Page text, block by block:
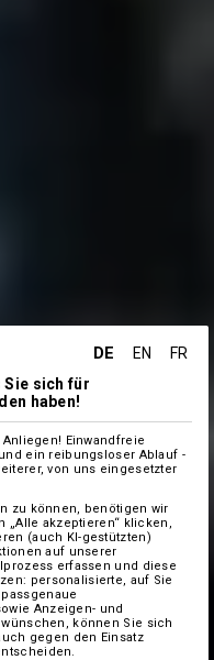
DE EN
FR
Sie sich für
haben!
Einwandfreie
ein reibungsloser Ablauf -
von uns eingesetzter
zu können, benötigen wir
„Alle akzeptieren“ klicken,
(auch KI-gestützten)
auf unserer
erfassen und diese
personalisierte, auf Sie
Anzeigen- und
können Sie sich
gegen den Einsatz